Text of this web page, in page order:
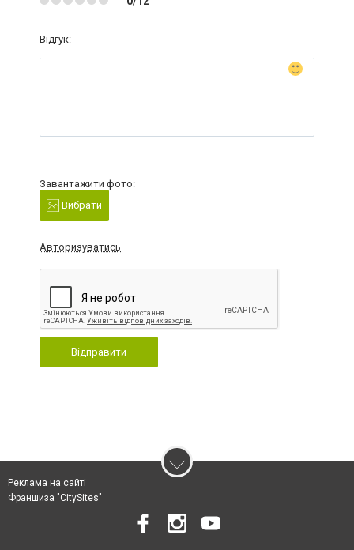
Відгук:
Завантажити фото:
Вибрати
Авторизуватись
Відправити
Реклама на сайті
Франшиза "CitySites"